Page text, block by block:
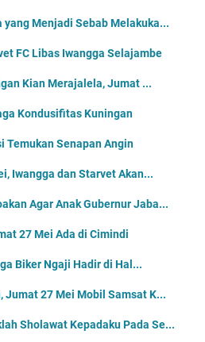
yang Menjadi Sebab Melakuka...
FC Libas Iwangga Selajambe
Kian Merajalela, Jumat ...
Kondusifitas Kuningan
Temukan Senapan Angin
Iwangga dan Starvet Akan...
Agar Anak Gubernur Jaba...
27 Mei Ada di Cimindi
Biker Ngaji Hadir di Hal...
Jumat 27 Mei Mobil Samsat K...
Sholawat Kepadaku Pada Se...